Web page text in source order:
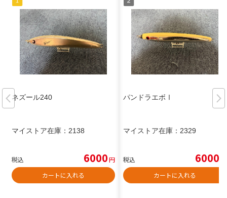
ネズール240
マイストア在庫： 2138
税込 6000円
カートに入れる
パンドラエボⅠ
マイストア在庫： 2329
税込 6000
カートに入れる